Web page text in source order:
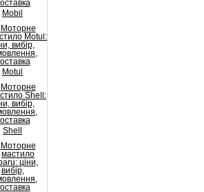
Mobil
Motul
Shell